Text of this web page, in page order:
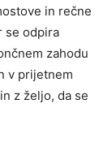
in rečne
se odpira
zahodu
v prijetnem
z željo, da se